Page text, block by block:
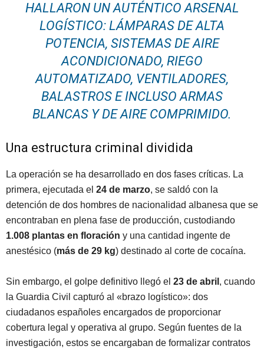
HALLARON UN AUTÉNTICO ARSENAL
LOGÍSTICO: LÁMPARAS DE ALTA
POTENCIA, SISTEMAS DE AIRE
ACONDICIONADO, RIEGO
AUTOMATIZADO, VENTILADORES,
BALASTROS E INCLUSO ARMAS
BLANCAS Y DE AIRE COMPRIMIDO.
Una estructura criminal dividida
La operación se ha desarrollado en dos fases críticas. La
primera, ejecutada el 24 de marzo, se saldó con la
detención de dos hombres de nacionalidad albanesa que se
encontraban en plena fase de producción, custodiando
1.008 plantas en floración y una cantidad ingente de
anestésico (más de 29 kg) destinado al corte de cocaína.
Sin embargo, el golpe definitivo llegó el 23 de abril , cuando
la Guardia Civil capturó al «brazo logístico»: dos
ciudadanos españoles encargados de proporcionar
cobertura legal y operativa al grupo. Según fuentes de la
investigación, estos se encargaban de formalizar contratos